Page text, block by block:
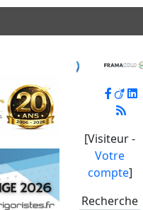
[Visiteur -
Votre
compte]
Recherche